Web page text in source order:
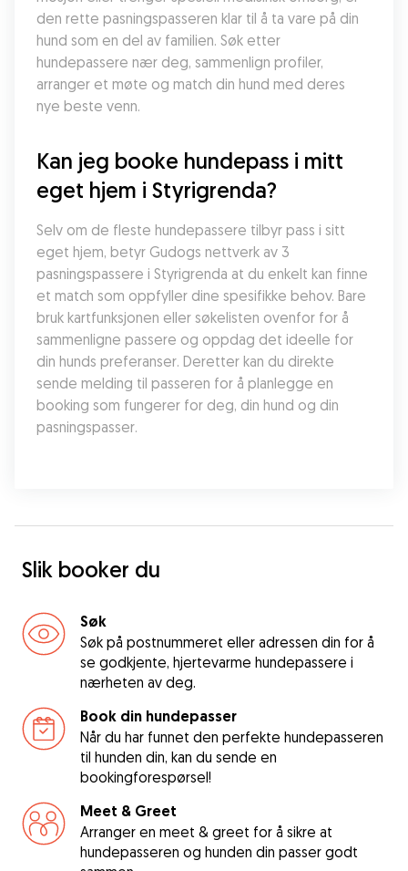
den rette pasningspasseren klar til å ta vare på din
hund som en del av familien. Søk etter
hundepassere nær deg, sammenlign profiler,
arranger et møte og match din hund med deres
nye beste venn.
Kan jeg booke hundepass i mitt
eget hjem i Styrigrenda?
Selv om de fleste hundepassere tilbyr pass i sitt
eget hjem, betyr Gudogs nettverk av 3
pasningspassere i Styrigrenda at du enkelt kan finne
et match som oppfyller dine spesifikke behov. Bare
bruk kartfunksjonen eller søkelisten ovenfor for å
sammenligne passere og oppdag det ideelle for
din hunds preferanser. Deretter kan du direkte
sende melding til passeren for å planlegge en
booking som fungerer for deg, din hund og din
pasningspasser.
Slik booker du
Søk
Søk på postnummeret eller adressen din for å
se godkjente, hjertevarme hundepassere i
nærheten av deg.
Book din hundepasser
Når du har funnet den perfekte hundepasseren
til hunden din, kan du sende en
bookingforespørsel!
Meet & Greet
Arranger en meet & greet for å sikre at
hundepasseren og hunden din passer godt